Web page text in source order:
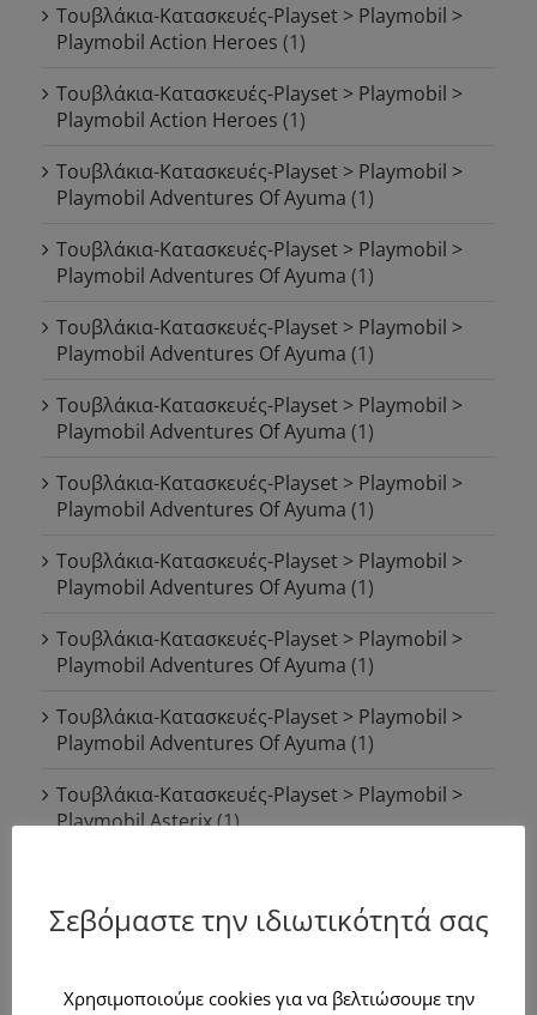
Τουβλάκια-Κατασκευές-Playset > Playmobil >
Playmobil Action Heroes (1)
Τουβλάκια-Κατασκευές-Playset > Playmobil >
Playmobil Action Heroes (1)
Τουβλάκια-Κατασκευές-Playset > Playmobil >
Playmobil Adventures Of Ayuma (1)
Τουβλάκια-Κατασκευές-Playset > Playmobil >
Playmobil Adventures Of Ayuma (1)
Τουβλάκια-Κατασκευές-Playset > Playmobil >
Playmobil Adventures Of Ayuma (1)
Τουβλάκια-Κατασκευές-Playset > Playmobil >
Playmobil Adventures Of Ayuma (1)
Τουβλάκια-Κατασκευές-Playset > Playmobil >
Playmobil Adventures Of Ayuma (1)
Τουβλάκια-Κατασκευές-Playset > Playmobil >
Playmobil Adventures Of Ayuma (1)
Τουβλάκια-Κατασκευές-Playset > Playmobil >
Playmobil Adventures Of Ayuma (1)
Τουβλάκια-Κατασκευές-Playset > Playmobil >
Playmobil Adventures Of Ayuma (1)
Τουβλάκια-Κατασκευές-Playset > Playmobil >
Playmobil Asterix(1)
Σεβόμαστε την ιδιωτικότητά σας
Χρησιμοποιούμε cookies για να βελτιώσουμε την